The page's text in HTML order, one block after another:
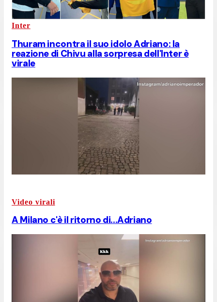
Inter
Thuram incontra il suo idolo Adriano: la
reazione di Chivu alla sorpresa dell'Inter è
virale
Video virali
A Milano c'è il ritorno di...Adriano